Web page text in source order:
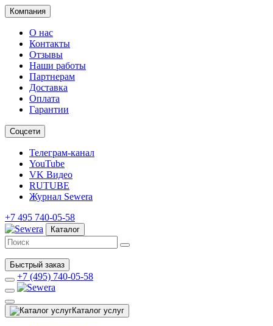
Компания
О нас
Контакты
Отзывы
Наши работы
Партнерам
Доставка
Оплата
Гарантии
Соцсети
Телеграм-канал
YouTube
VK Видео
RUTUBE
Журнал Sewera
+7 495 740-05-58
Каталог
Быстрый заказ
+7 (495) 740-05-58
Каталог услуг